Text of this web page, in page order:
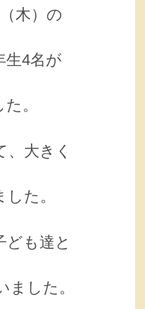
木）の
生4名が
。
大きく
た。
ども達と
した。